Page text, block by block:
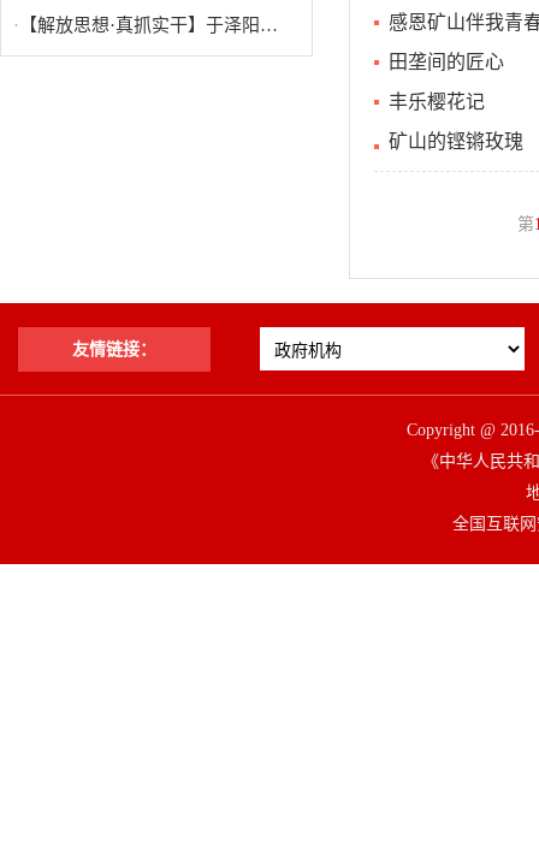
· 【解放思想·真抓实干】于泽阳…
感恩矿山伴我青
田垄间的匠心
丰乐樱花记
矿山的铿锵玫瑰
第
友情链接：
Copyright @
《中华人民共
全国互联